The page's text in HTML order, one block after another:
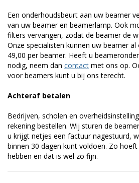
Een onderhoudsbeurt aan uw beamer
van uw beamer en beamerlamp. Ook
filters vervangen, zodat de beamer de
Onze specialisten kunnen uw beamer
49,00 per beamer. Heeft u
nodig, neem dan contact met ons op.
voor beamers kunt u bij ons terecht.
Achteraf betalen
Bedrijven, scholen en
rekening bestellen. Wij sturen de
u krijgt netjes een factuur nagestuurd,
binnen 30 dagen kunt voldoen. Zo
hebben en dat is wel zo fijn.